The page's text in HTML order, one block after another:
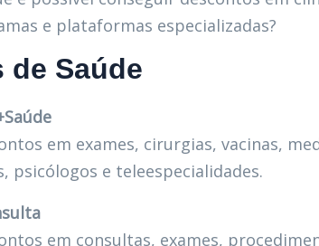
e plataformas especializadas?
de Saúde
em exames, cirurgias, vacinas,
psicólogos e teleespecialidades.
em consultas, exames,